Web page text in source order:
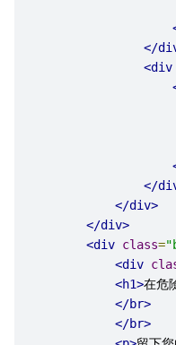
</
<div
</
</div>
</div>
<div class=
<div
<h1>在危
</br>
</br>